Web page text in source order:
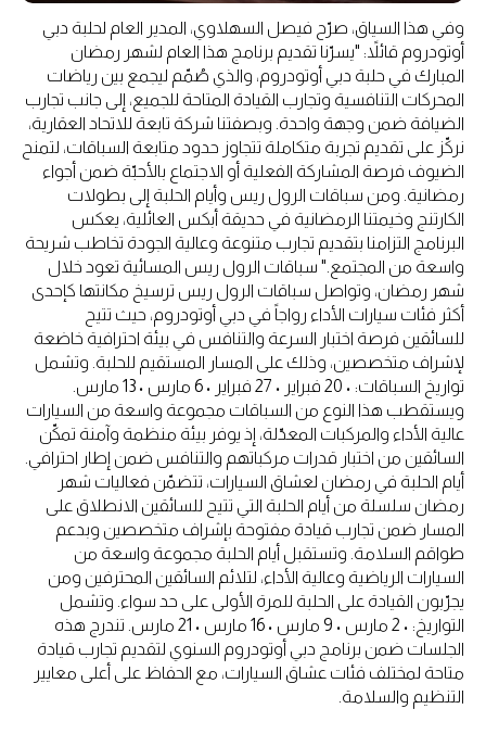
وفي هذا السياق، صرّح فيصل السهلاوي، المدير العام لحلبة دبي
أوتودروم قائلاً: "يسرّنا تقديم برنامج هذا العام لشهر رمضان
المبارك في حلبة دبي أوتودروم، والذي صُمّم ليجمع بين رياضات
المحركات التنافسية وتجارب القيادة المتاحة للجميع، إلى جانب تجارب
الضيافة ضمن وجهة واحدة. وبصفتنا شركة تابعة للاتحاد العقارية،
نركّز على تقديم تجربة متكاملة تتجاوز حدود متابعة السباقات، لتمنح
الضيوف فرصة المشاركة الفعلية أو الاجتماع بالأحبّة ضمن أجواء
رمضانية. ومن سباقات الرول ريس وأيام الحلبة إلى بطولات
الكارتنج وخيمتنا الرمضانية في حديقة أبكس العائلية، يعكس
البرنامج التزامنا بتقديم تجارب متنوعة وعالية الجودة تخاطب شريحة
واسعة من المجتمع." سباقات الرول ريس المسائية تعود خلال
شهر رمضان، وتواصل سباقات الرول ريس ترسيخ مكانتها كإحدى
أكثر فئات سيارات الأداء رواجاً في دبي أوتودروم، حيث تتيح
للسائقين فرصة اختبار السرعة والتنافس في بيئة احترافية خاضعة
لإشراف متخصصين، وذلك على المسار المستقيم للحلبة. وتشمل
تواريخ السباقات: • 20 فبراير • 27 فبراير • 6 مارس • 13 مارس.
ويستقطب هذا النوع من السباقات مجموعة واسعة من السيارات
عالية الأداء والمركبات المعدّلة، إذ يوفر بيئة منظمة وآمنة تمكّن
السائقين من اختبار قدرات مركباتهم والتنافس ضمن إطار احترافي.
أيام الحلبة في رمضان لعشاق السيارات، تتضمّن فعاليات شهر
رمضان سلسلة من أيام الحلبة التي تتيح للسائقين الانطلاق على
المسار ضمن تجارب قيادة مفتوحة بإشراف متخصصين وبدعم
طواقم السلامة. وتستقبل أيام الحلبة مجموعة واسعة من
السيارات الرياضية وعالية الأداء، لتلائم السائقين المحترفين ومن
يجرّبون القيادة على الحلبة للمرة الأولى على حد سواء. وتشمل
التواريخ: • 2 مارس • 9 مارس • 16 مارس • 21 مارس. تندرج هذه
الجلسات ضمن برنامج دبي أوتودروم السنوي لتقديم تجارب قيادة
متاحة لمختلف فئات عشاق السيارات، مع الحفاظ على أعلى معايير
التنظيم والسلامة.